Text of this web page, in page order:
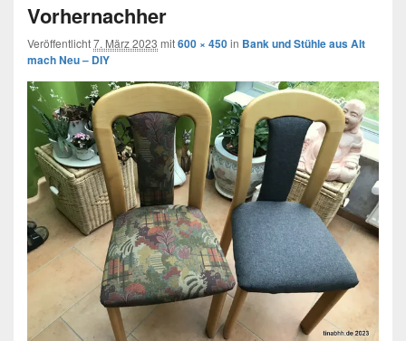
Vorhernachher
Veröffentlicht7. März 2023 mit600 × 450in Bank und Stühle aus Alt
mach Neu – DIY